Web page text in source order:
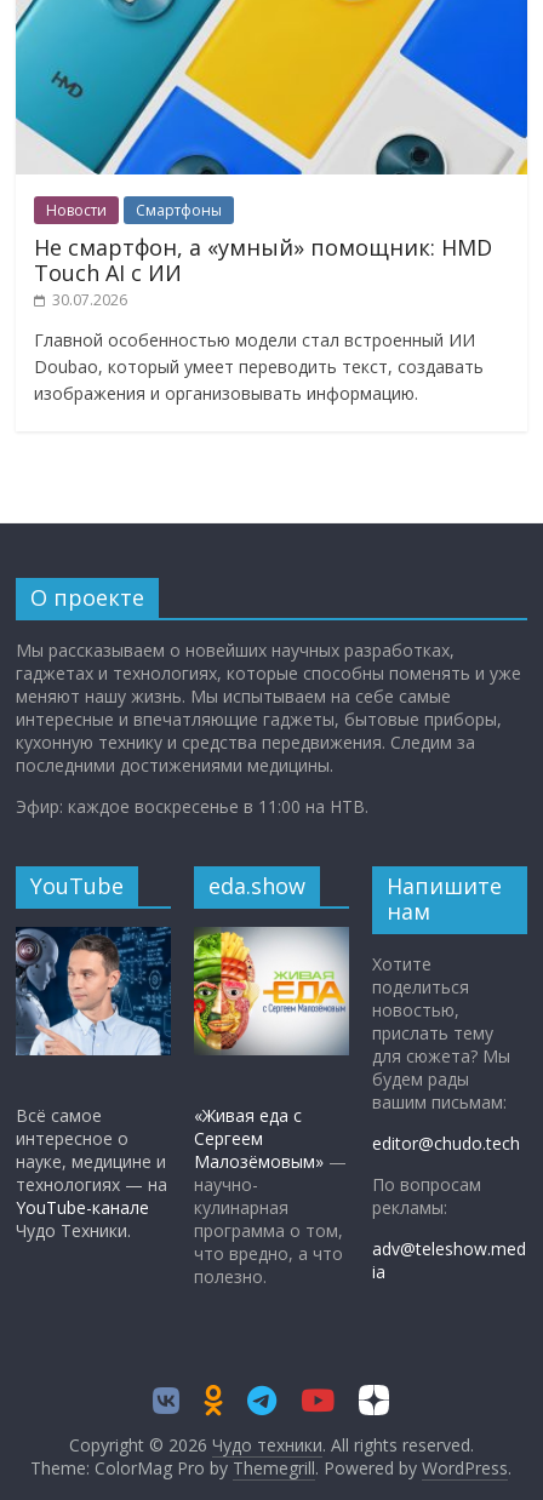
Новости Смартфоны
Не смартфон, а «умный» помощник: HMD
Touch AI с ИИ
30.07.2026
Главной особенностью модели стал встроенный ИИ
Doubao, который умеет переводить текст, создавать
изображения и организовывать информацию.
О проекте
Мы рассказываем о новейших научных разработках,
гаджетах и технологиях, которые способны поменять и уже
меняют нашу жизнь. Мы испытываем на себе самые
интересные и впечатляющие гаджеты, бытовые приборы,
кухонную технику и средства передвижения. Следим за
последними достижениями медицины.
Эфир: каждое воскресенье в 11:00 на НТВ.
YouTube
Всё самое
интересное о
науке, медицине и
технологиях — на
YouTube-канале
Чудо Техники.
eda.show
«Живая еда с
Сергеем
Малозёмовым» —
научно-
кулинарная
программа о том,
что вредно, а что
полезно.
Напишите
нам
Хотите
поделиться
новостью,
прислать тему
для сюжета? Мы
будем рады
вашим письмам:
editor@chudo.tech
По вопросам
рекламы:
adv@teleshow.med
ia
Copyright © 2026 Чудо техники. All rights reserved.
Theme: ColorMag Pro by Themegrill. Powered byWordPress.